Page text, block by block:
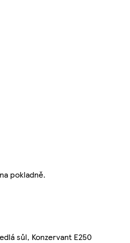
pokladně.
sůl, Konzervant E250